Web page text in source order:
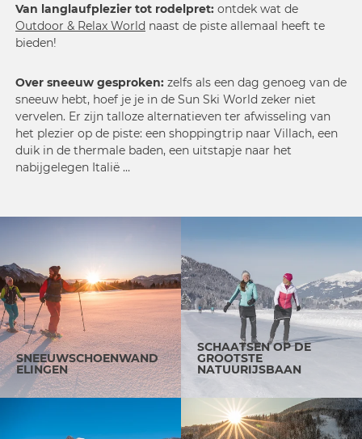
Van langlaufplezier tot rodelpret: ontdek wat de
Outdoor & Relax World naast de piste allemaal heeft te
bieden!
Over sneeuw gesproken: zelfs als een dag genoeg van de
sneeuw hebt, hoef je je in de Sun Ski World zeker niet
vervelen. Er zijn talloze alternatieven ter afwisseling van
het plezier op de piste: een shoppingtrip naar Villach, een
duik in de thermale baden, een uitstapje naar het
nabijgelegen Italië …
SNEEUWSCHOENWAND
ELINGEN
SCHAATSEN OP DE
GROOTSTE
NATUURIJSBAAN